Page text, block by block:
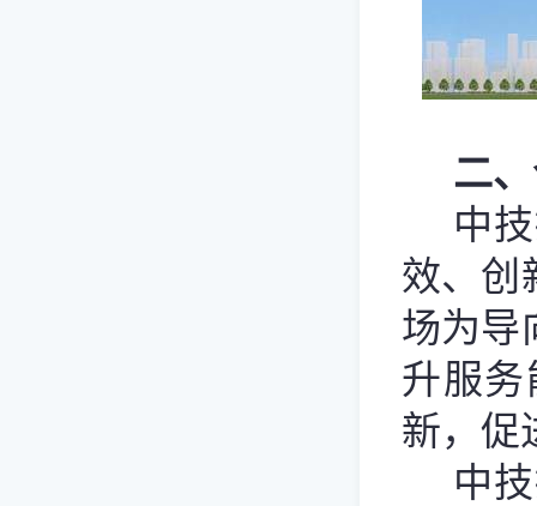
二
中
效、创
场为导
升服
新，促
中